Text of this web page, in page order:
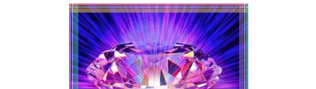
космического
бытия».